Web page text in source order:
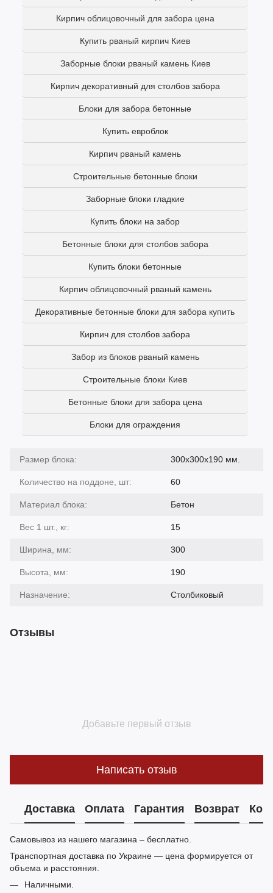
Кирпич облицовочный для забора цена
Купить рваный кирпич Киев
Заборные блоки рваный камень Киев
Кирпич декоративный для столбов забора
Блоки для забора бетонные
Купить евроблок
Кирпич рваный камень
Строительные бетонные блоки
Заборные блоки гладкие
Купить блоки на забор
Бетонные блоки для столбов забора
Купить блоки бетонные
Кирпич облицовочный рваный камень
Декоративные бетонные блоки для забора купить
Кирпич для столбов забора
Забор из блоков рваный камень
Строительные блоки Киев
Бетонные блоки для забора цена
Блоки для ограждения
Размер блока: 300х300х190 мм.
Количество на поддоне, шт: 60
Материал блока: Бетон
Вес 1 шт., кг: 15
Ширина, мм: 300
Высота, мм: 190
Назначение: Столбиковый
Отзывы
Добавьте первый отзыв
Написать отзыв
Доставка Оплата Гарантия Возврат
Самовывоз из нашего магазина – бесплатно.
Транспортная доставка по Украине — цена формируется от
объема и расстояния.
Наличными.